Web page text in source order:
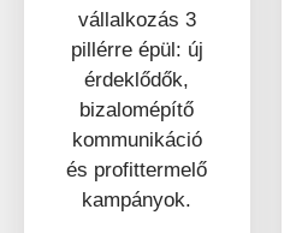
vállalkozás 3
pillérre épül: új
érdeklődők,
bizalomépítő
kommunikáció
és profittermelő
kampányok.